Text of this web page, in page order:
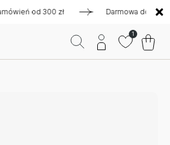
od 300 zł Darmowa dostawa dla
1